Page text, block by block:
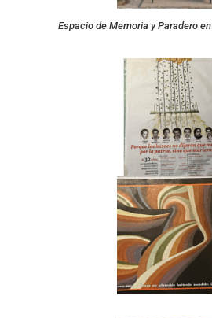
Espacio de Memoria y Paradero